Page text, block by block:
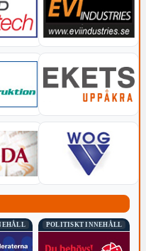
POLITISKT INNEHÅLL